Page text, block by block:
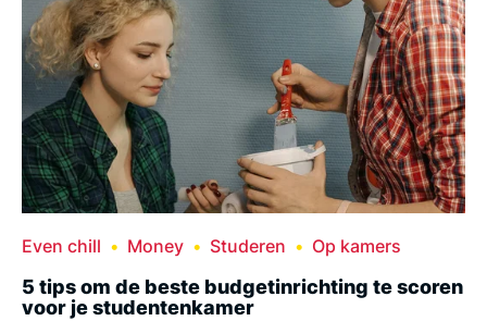
Even chill Money Studeren Op kamers
5 tips om de beste budgetinrichting te scoren
voor je studentenkamer